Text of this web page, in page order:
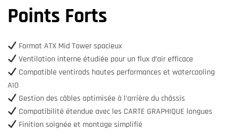
Points Forts
Format ATX Mid Tower spacieux
Ventilation interne étudiée pour un flux d’air efficace
Compatible ventirads hautes performances et watercooling
AIO
Gestion des câbles optimisée à l’arrière du châssis
Compatibilité étendue avec les CARTE GRAPHIQUE longues
Finition soignée et montage simplifié